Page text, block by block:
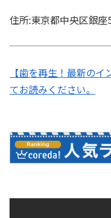
住所:東京都中央区銀
【歯を再生！最新の
てお読みください。